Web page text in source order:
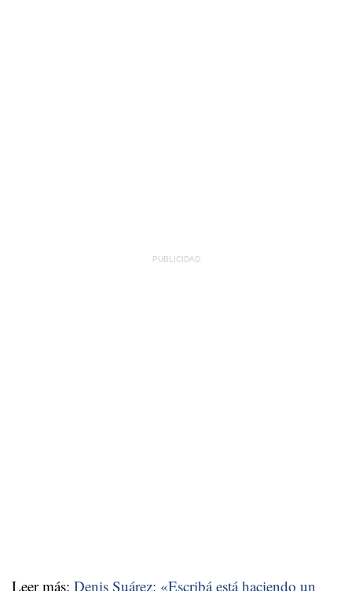
Leer más: Denis Suárez: «Escribá está haciendo un